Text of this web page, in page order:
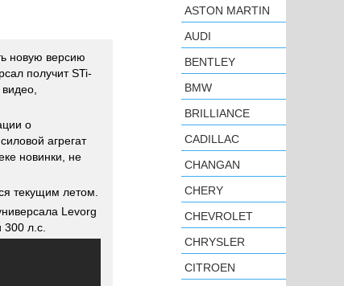
новую версию
получит STi-
о
агрегат
новинки, не
текущим летом.
Levorg
л.с.
ASTON MARTIN
AUDI
BENTLEY
BMW
BRILLIANCE
CADILLAC
CHANGAN
CHERY
CHEVROLET
CHRYSLER
CITROEN